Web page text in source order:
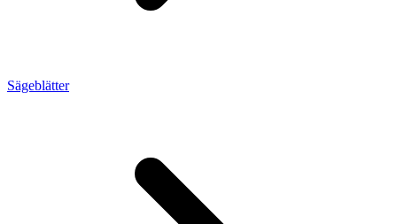
Sägeblätter